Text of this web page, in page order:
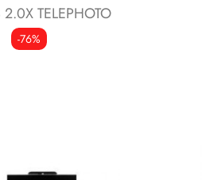
2.0X TELEPHOTO
-76%